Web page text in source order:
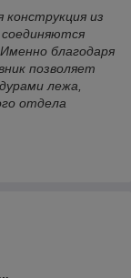
конструкция из
благодаря
позволяет
лежа,
отдела